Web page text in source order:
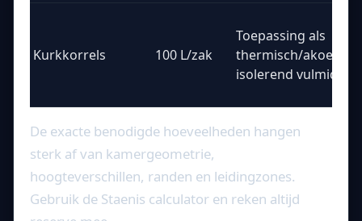
Kurkkorrels 100 L/zak
Toepassing als
thermisch/
isolerend vulmiddel
De exacte benodigde hoeveelheden hangen
sterk af van kamergeometrie,
hoogteverschillen, randen en leidingzones.
Gebruik de Staenis calculator en reken altijd